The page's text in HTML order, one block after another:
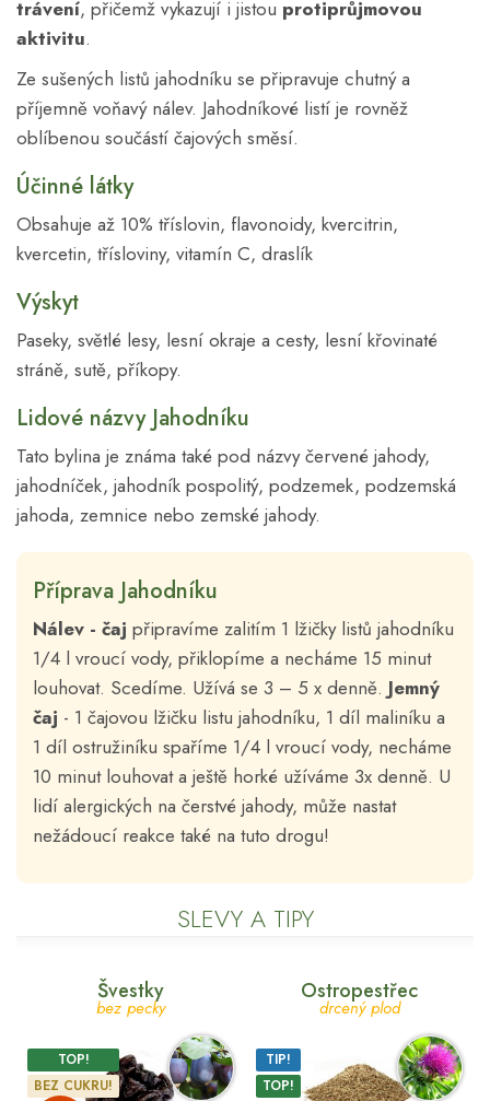
trávení, přičemž vykazují i jistou protiprůjmovou
aktivitu.
Ze sušených listů jahodníku se připravuje chutný a
příjemně voňavý nálev. Jahodníkové listí je rovněž
oblíbenou součástí čajových směsí.
Účinné látky
Obsahuje až 10% tříslovin, flavonoidy, kvercitrin,
kvercetin, třísloviny, vitamín C, draslík
Výskyt
Paseky, světlé lesy, lesní okraje a cesty, lesní křovinaté
stráně, sutě, příkopy.
Lidové názvy Jahodníku
Tato bylina je známa také pod názvy červené jahody,
jahodníček, jahodník pospolitý, podzemek, podzemská
jahoda, zemnice nebo zemské jahody.
Příprava Jahodníku
Nálev - čaj připravíme zalitím 1 lžičky listů jahodníku
1/4 l vroucí vody, přiklopíme a necháme 15 minut
louhovat. Scedíme. Užívá se 3 – 5 x denně. Jemný
čaj - 1 čajovou lžičku listu jahodníku, 1 díl maliníku a
1 díl ostružiníku spaříme 1/4 l vroucí vody, necháme
10 minut louhovat a ještě horké užíváme 3x denně. U
lidí alergických na čerstvé jahody, může nastat
nežádoucí reakce také na tuto drogu!
SLEVY A TIPY
Švestky
bez pecky
TOP!
BEZ CUKRU!
Ostropestřec
drcený plod
TIP!
TOP!